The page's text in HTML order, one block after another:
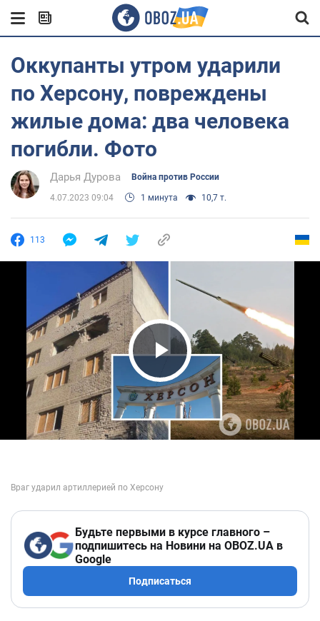
Оккупанты утром ударили
по Херсону, повреждены
жилые дома: два человека
погибли. Фото
Дарья Дурова Война против России
4.07.2023 09:04 1 минута 10,7 т.
113
Play Video
Будьте первыми в курсе главного –
подпишитесь на Новини на OBOZ.UA в
Google
Подписаться